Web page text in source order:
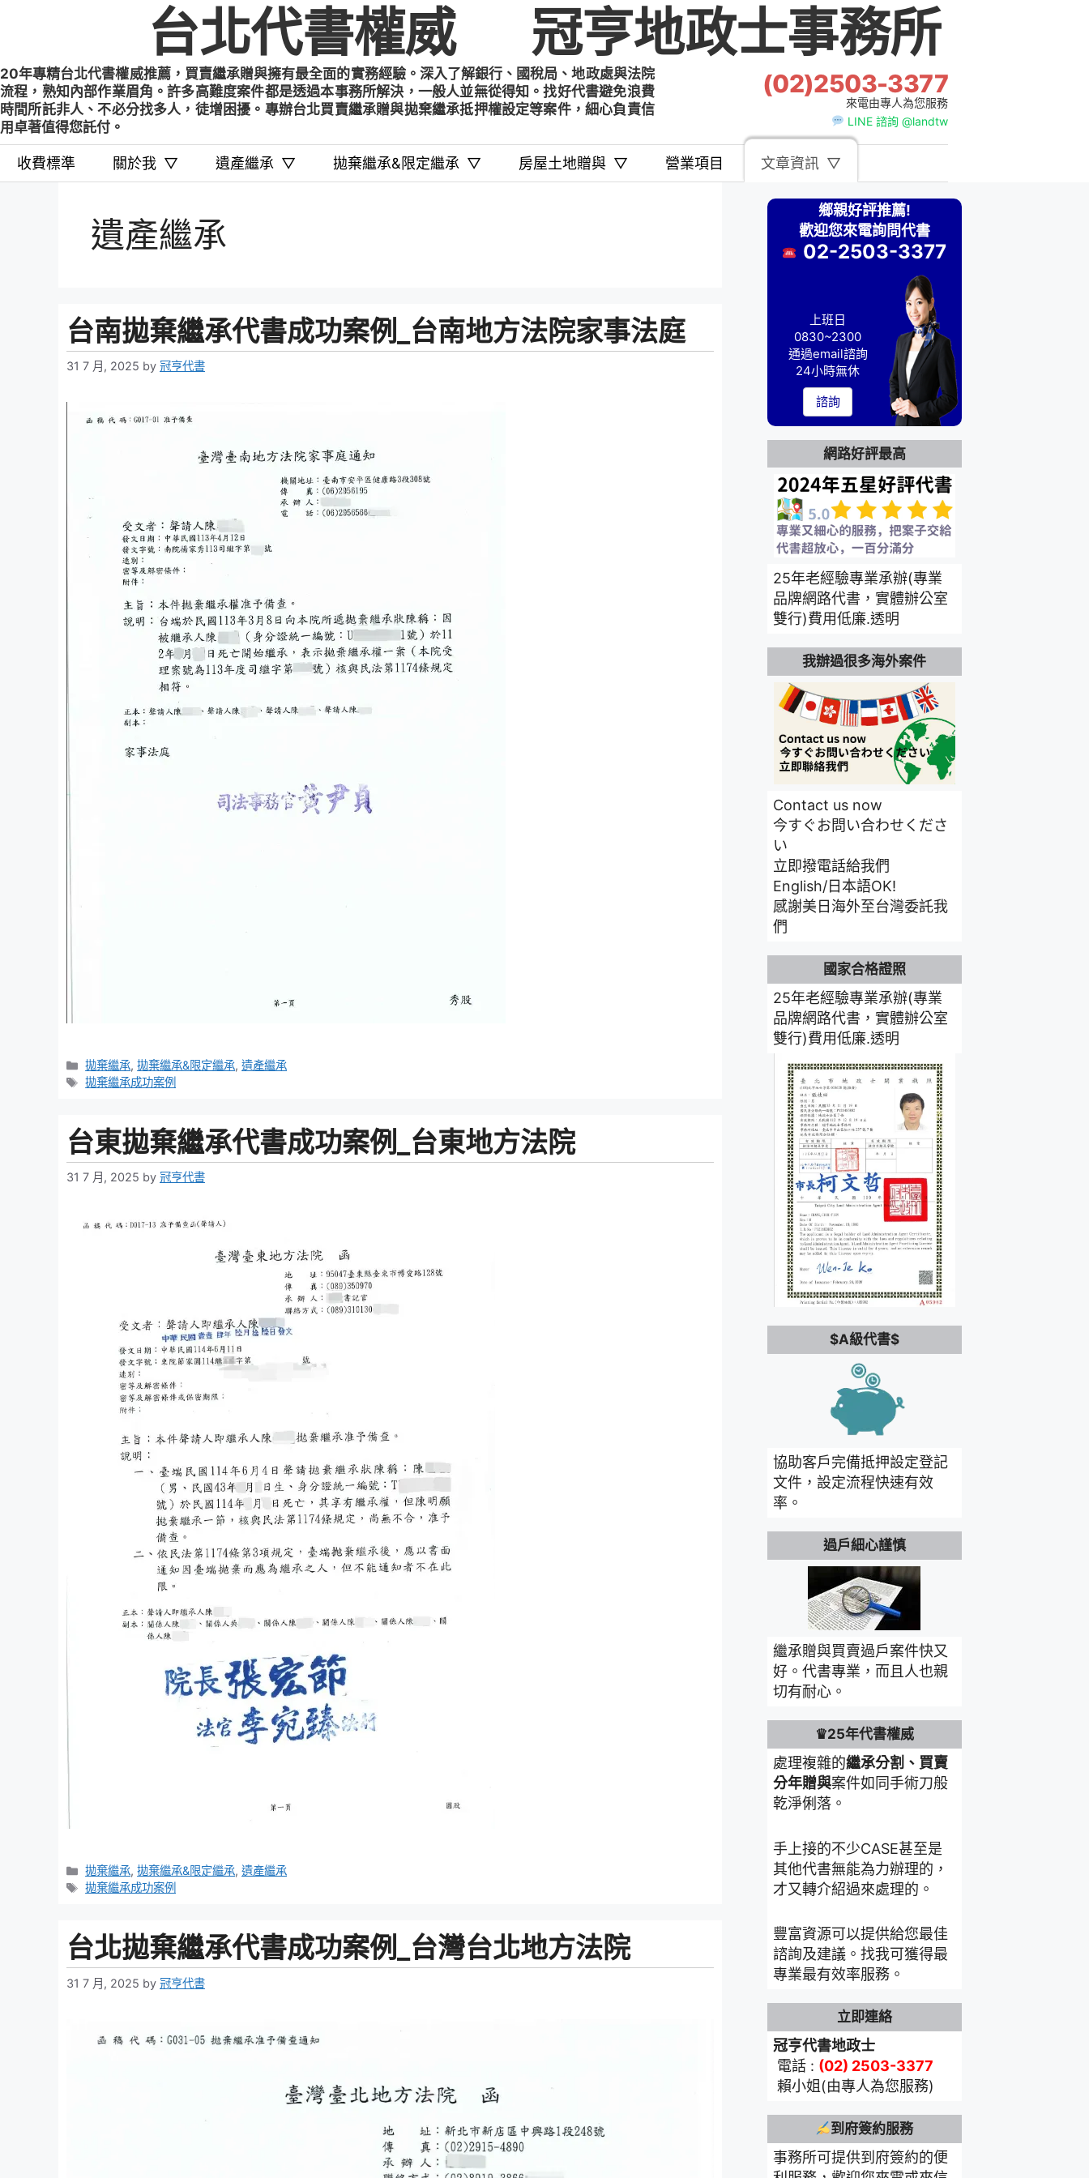
台北代書權威 冠亨地政士事務所
20年專精台北代書權威推薦，買賣繼承贈與擁有最全面的實務經驗。深入了解銀行、國稅局、地政處與法院
流程，熟知內部作業眉角。許多高難度案件都是透過本事務所解決，一般人並無從得知。找好代書避免浪費
時間所託非人、不必分找多人，徒增困擾。專辦台北買賣繼承贈與拋棄繼承抵押權設定等案件，細心負責信
用卓著值得您託付。
(02)2503-3377
來電由專人為您服務
LINE 諮詢 @landtw
收費標準 關於我 ▽ 遺產繼承 ▽ 拋棄繼承&限定繼承 ▽ 房屋土地贈與 ▽ 營業項目 文章資訊 ▽
遺產繼承
台南拋棄繼承代書成功案例_台南地方法院家事法庭
31 7 月, 2025 by 冠亨代書
Categories
拋棄繼承,拋棄繼承&限定繼承,遺產繼承
Tags
拋棄繼承成功案例
台東拋棄繼承代書成功案例_台東地方法院
31 7 月, 2025 by 冠亨代書
Categories
拋棄繼承,拋棄繼承&限定繼承,遺產繼承
Tags
拋棄繼承成功案例
台北拋棄繼承代書成功案例_台灣台北地方法院
31 7 月, 2025 by 冠亨代書
鄉親好評推薦!
歡迎您來電詢問代書
02-2503-3377
上班日
0830~2300
通過email諮詢
24小時無休
諮詢
網路好評最高
25年老經驗專業承辦(專業
品牌網路代書，實體辦公室
雙行)費用低廉.透明
我辦過很多海外案件
Contact us now
今すぐお問い合わせくださ
い
立即撥電話給我們
English/日本語OK!
感謝美日海外至台灣委託我
們
國家合格證照
25年老經驗專業承辦(專業
品牌網路代書，實體辦公室
雙行)費用低廉.透明
$A級代書$
協助客戶完備抵押設定登記
文件，設定流程快速有效
率。
過戶細心謹慎
繼承贈與買賣過戶案件快又
好。代書專業，而且人也親
切有耐心。
♛25年代書權威
處理複雜的繼承分割、買賣
分年贈與案件如同手術刀般
乾淨俐落。
手上接的不少CASE甚至是
其他代書無能為力辦理的，
才又轉介紹過來處理的。
豐富資源可以提供給您最佳
諮詢及建議。找我可獲得最
專業最有效率服務。
立即連絡
冠亨代書地政士
電話 : (02) 2503-3377
賴小姐(由專人為您服務)
到府簽約服務
事務所可提供到府簽約的便